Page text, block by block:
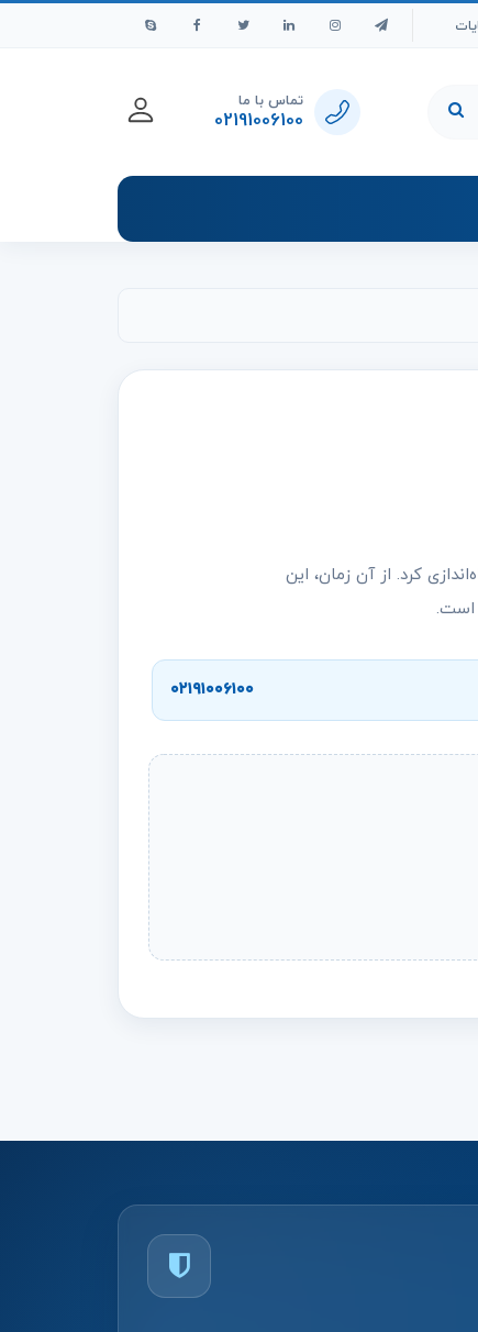
تماس با ما
02191006100
شرکتی است که در چین دستگاه ذخیره‌ساز تصویری دیجیتال ۸ کاناله با پخش در زمان واقعی را در سال ۲۰۰۱ راه‌اندازی کرد. از آن زمان، این
است.
۰۲۱۹۱۰۰۶۱۰۰